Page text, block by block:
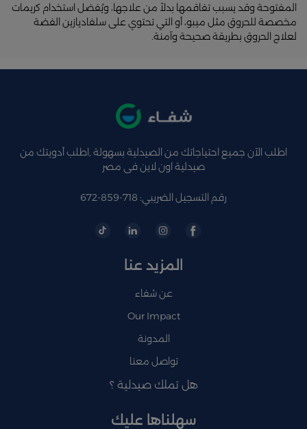
المفتوحة وقد يسبب تفاقمها بدلاً من علاجها، ويُفضل استخدام كريمات
مخصصة للحروق مثل ميبو، أو التي تحتوي على سلفاديازين الفضة
لعلاج الحروق بطريقة صحيحة وآمنة.
اطلب الآن جميع احتياجاتك من الصيدلية بسهولة ,اطلب أدويتك من
صيدلية اون لاين فى مصر
رقم التسجيل الضريبي: 718-859-672
المزيد عنا
عن شفاء
Our Impact
المدونة
تواصل معنا
هل تملك صيدلية ؟
سهلناها عليك